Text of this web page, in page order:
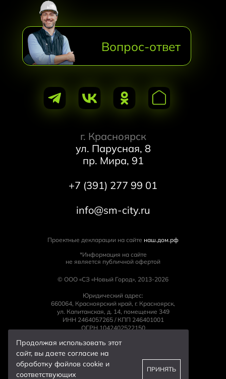
Вопрос-ответ
г. Красноярск
ул. Парусная, 8
пр. Мира, 91
+7 (391) 277 99 01
info@sm-city.ru
Проектные декларации на сайте наш.дом.рф
*Информация на сайте
не является публичной офертой
© ООО «СЗ «Новый Город», 2013-2026
Юридический адрес:
660064, Красноярский край, г. Красноярск,
ул. Капитанская, д. 14, помещение 349
ИНН 2464057265 / КПП 246401001
ОГРН 1042402522150
Политика конфиденциальности
Cогласие на получение рассылки
Proektmarketing+1
Продолжая использовать этот
сайт, вы даете согласие на
обработку файлов cookie и
соответствующих
ПРИНЯТЬ